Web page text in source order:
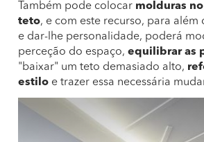
Também pode colocar molduras
teto, e com este recurso, para além
e dar-lhe personalidade, poderá
perceção do espaço, equilibrar as
"baixar" um teto demasiado alto,
estilo e trazer essa necessária